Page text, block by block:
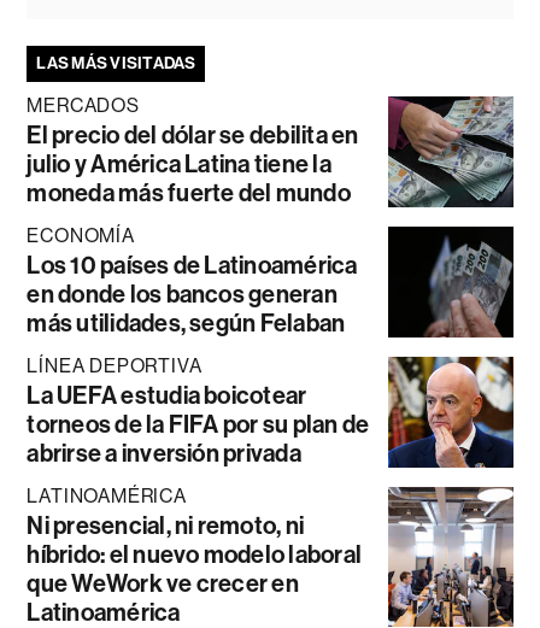
LAS MÁS VISITADAS
MERCADOS
El precio del dólar se debilita en
julio y América Latina tiene la
moneda más fuerte del mundo
ECONOMÍA
Los 10 países de Latinoamérica
en donde los bancos generan
más utilidades, según Felaban
LÍNEA DEPORTIVA
La UEFA estudia boicotear
torneos de la FIFA por su plan de
abrirse a inversión privada
LATINOAMÉRICA
Ni presencial, ni remoto, ni
híbrido: el nuevo modelo laboral
que WeWork ve crecer en
Latinoamérica